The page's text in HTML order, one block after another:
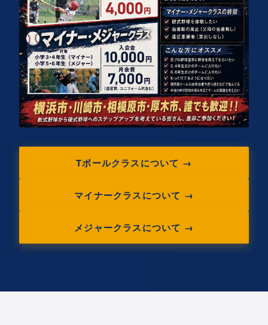
Tボールクラスについて →
マイナークラスについて →
メジャークラスについて →